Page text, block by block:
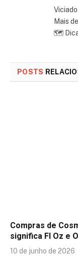
Mais
🗺
POSTS
Compras de
significa Fl Oz e
10 de junho de 2026